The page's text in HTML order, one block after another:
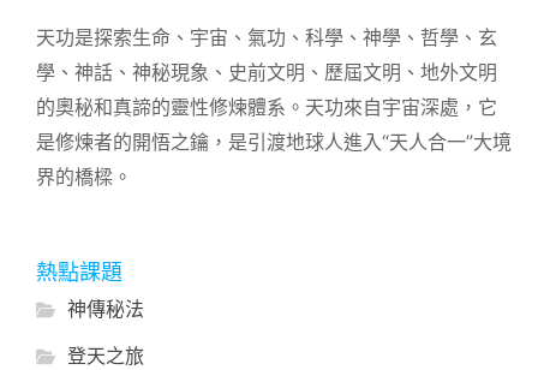
天功是探索生命、宇宙、氣功、科學、神學、哲學、玄
學、神話、神秘現象、史前文明、歷屆文明、地外文明
的奧秘和真諦的靈性修煉體系。天功來自宇宙深處，它
是修煉者的開悟之鑰，是引渡地球人進入“天人合一”大境
界的橋樑。
熱點課題
神傳秘法
登天之旅